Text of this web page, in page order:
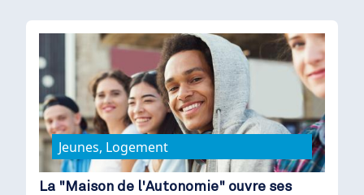
Jeunes, Logement
La "Maison de l'Autonomie" ouvre ses